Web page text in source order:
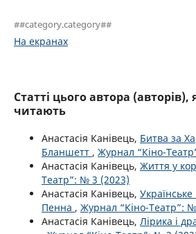
##category.category##
На екранах
Статті цього автора (авторів),
читають
Анастасія Канівець, Битва за
Бланшетт , Журнал “Кіно-
Анастасія Канівець, Життя у
Театр”: № 3 (2023)
Анастасія Канівець,
Пенна , Журнал “Кіно-Театр”:
Анастасія Канівець, Лірика і